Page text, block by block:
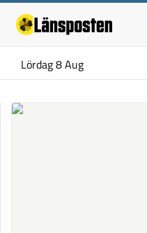
Lördag 8 Aug